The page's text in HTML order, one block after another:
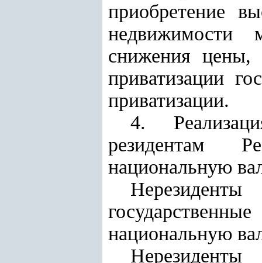
приобретение
недвижимости
снижения цены,
приватизации
приватизации.
4.
резидентам
национальную
национальную